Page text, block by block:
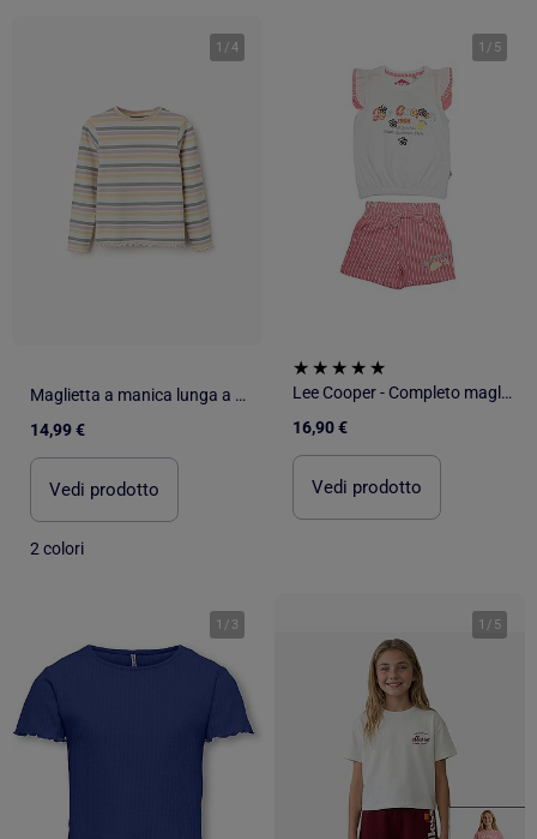
1 /4
Maglietta a manica lunga a costine a righe
14,99 €
Vedi prodotto
2 colori
1 / 5
Lee Cooper - Completo maglietta e short
16,90 €
Vedi prodotto
1 / 3 1 / 5